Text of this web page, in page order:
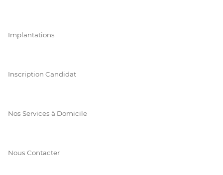
Implantations
Inscription Candidat
Nos Services à Domicile
Nous Contacter